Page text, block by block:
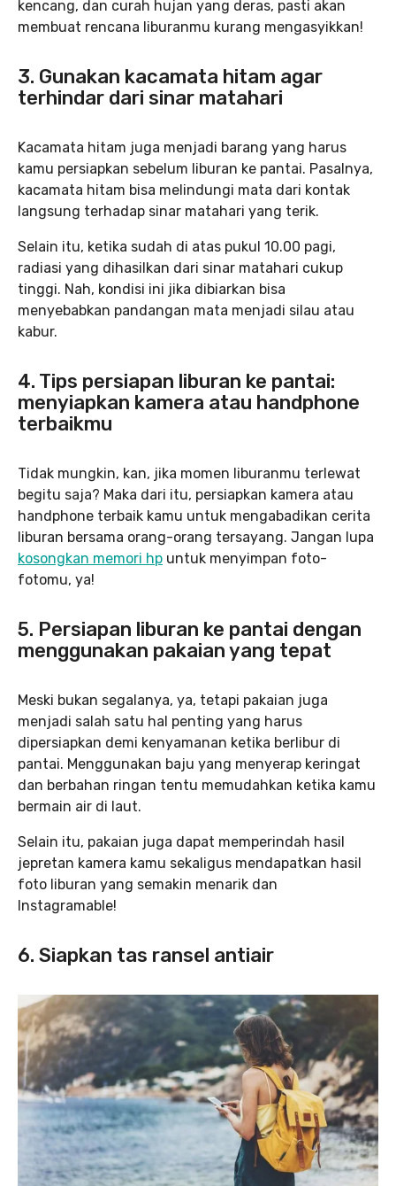
kencang, dan curah hujan yang deras, pasti akan
membuat rencana liburanmu kurang mengasyikkan!
3. Gunakan kacamata hitam agar
terhindar dari sinar matahari
Kacamata hitam juga menjadi barang yang harus
kamu persiapkan sebelum liburan ke pantai. Pasalnya,
kacamata hitam bisa melindungi mata dari kontak
langsung terhadap sinar matahari yang terik.
Selain itu, ketika sudah di atas pukul 10.00 pagi,
radiasi yang dihasilkan dari sinar matahari cukup
tinggi. Nah, kondisi ini jika dibiarkan bisa
menyebabkan pandangan mata menjadi silau atau
kabur.
4. Tips persiapan liburan ke pantai:
menyiapkan kamera atau handphone
terbaikmu
Tidak mungkin, kan, jika momen liburanmu terlewat
begitu saja? Maka dari itu, persiapkan kamera atau
handphone terbaik kamu untuk mengabadikan cerita
liburan bersama orang-orang tersayang. Jangan lupa
kosongkan memori hp untuk menyimpan foto-
fotomu, ya!
5. Persiapan liburan ke pantai dengan
menggunakan pakaian yang tepat
Meski bukan segalanya, ya, tetapi pakaian juga
menjadi salah satu hal penting yang harus
dipersiapkan demi kenyamanan ketika berlibur di
pantai. Menggunakan baju yang menyerap keringat
dan berbahan ringan tentu memudahkan ketika kamu
bermain air di laut.
Selain itu, pakaian juga dapat memperindah hasil
jepretan kamera kamu sekaligus mendapatkan hasil
foto liburan yang semakin menarik dan
Instagramable!
6. Siapkan tas ransel antiair